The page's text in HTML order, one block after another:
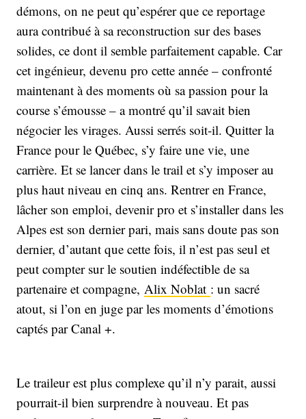
démons, on ne peut qu’espérer que ce reportage
aura contribué à sa reconstruction sur des bases
solides, ce dont il semble parfaitement capable. Car
cet ingénieur, devenu pro cette année – confronté
maintenant à des moments où sa passion pour la
course s’émousse – a montré qu’il savait bien
négocier les virages. Aussi serrés soit-il. Quitter la
France pour le Québec, s’y faire une vie, une
carrière. Et se lancer dans le trail et s’y imposer au
plus haut niveau en cinq ans. Rentrer en France,
lâcher son emploi, devenir pro et s’installer dans les
Alpes est son dernier pari, mais sans doute pas son
dernier, d’autant que cette fois, il n’est pas seul et
peut compter sur le soutien indéfectible de sa
partenaire et compagne, Alix Noblat : un sacré
atout, si l’on en juge par les moments d’émotions
captés par Canal +.
Le traileur est plus complexe qu’il n’y parait, aussi
pourrait-il bien surprendre à nouveau. Et pas